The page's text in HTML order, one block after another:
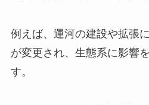
例えば、運河の建設や拡張
が変更され、生態系に影響
す。